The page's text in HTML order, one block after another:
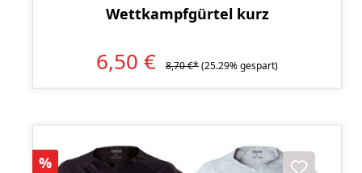
Wettkampfgürtel kurz
6,50 € 8,70 €*(25.29% gespart)
Rabatt
%